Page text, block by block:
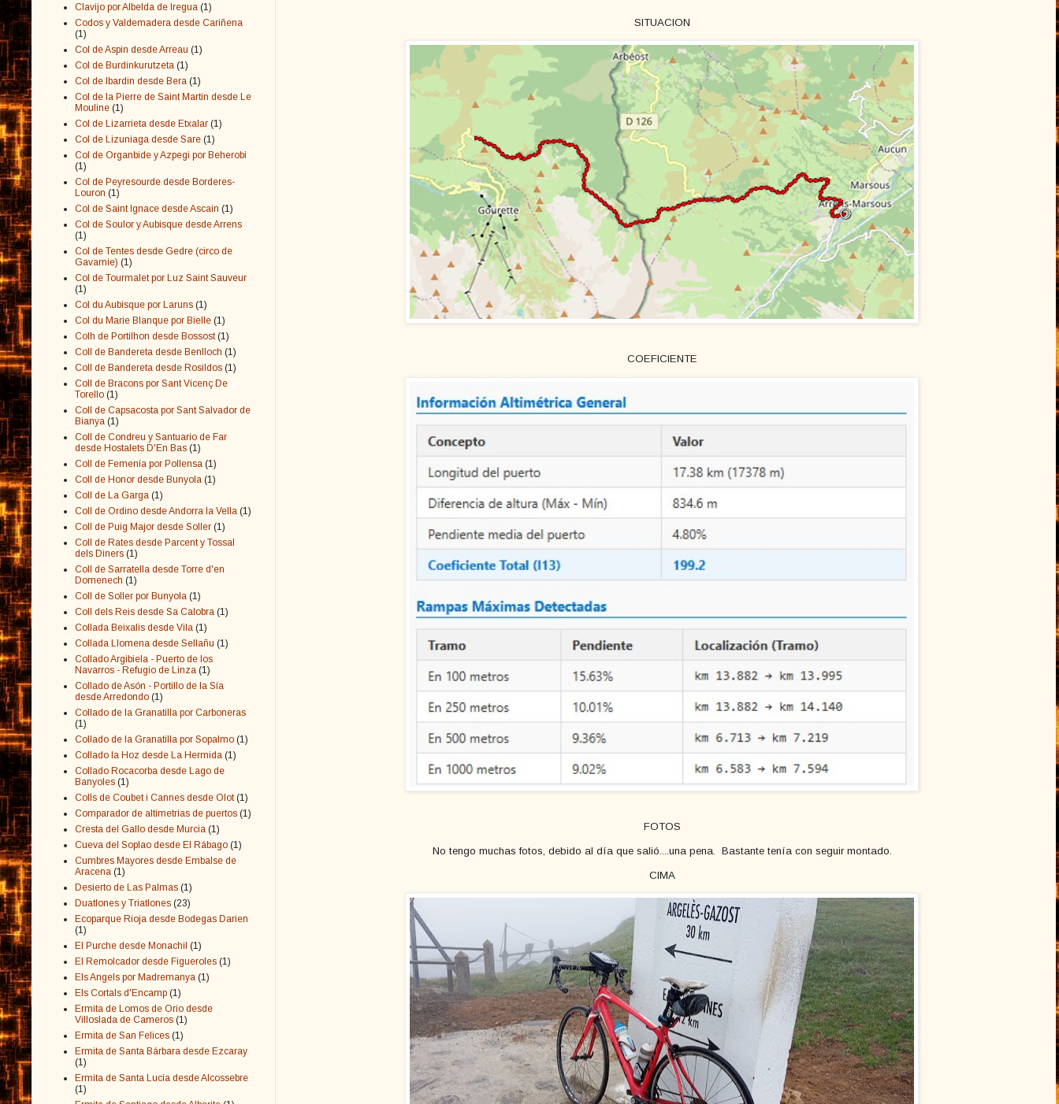
SITUACION
COEFICIENTE
FOTOS
No tengo muchas fotos, debido al día que salió....una pena. Bastante tenía con seguir montado.
CIMA
Clavijo por Albelda de Iregua (1)
Codos y Valdemadera desde Cariñena
(1)
Col de Aspin desde Arreau (1)
Col de Burdinkurutzeta (1)
Col de Ibardin desde Bera (1)
Col de la Pierre de Saint Martin desde Le
Mouline (1)
Col de Lizarrieta desde Etxalar (1)
Col de Lizuniaga desde Sare (1)
Col de Organbide y Azpegi por Beherobi
(1)
Col de Peyresourde desde Borderes-
Louron (1)
Col de Saint Ignace desde Ascain (1)
Col de Soulor y Aubisque desde Arrens
(1)
Col de Tentes desde Gedre (circo de
Gavarnie) (1)
Col de Tourmalet por Luz Saint Sauveur
(1)
Col du Aubisque por Laruns (1)
Col du Marie Blanque por Bielle (1)
Colh de Portilhon desde Bossost (1)
Coll de Bandereta desde Benlloch (1)
Coll de Bandereta desde Rosildos (1)
Coll de Bracons por Sant Vicenç De
Torello (1)
Coll de Capsacosta por Sant Salvador de
Bianya (1)
Coll de Condreu y Santuario de Far
desde Hostalets D'En Bas (1)
Coll de Femenía por Pollensa (1)
Coll de Honor desde Bunyola (1)
Coll de La Garga (1)
Coll de Ordino desde Andorra la Vella (1)
Coll de Puig Major desde Soller (1)
Coll de Rates desde Parcent y Tossal
dels Diners (1)
Coll de Sarratella desde Torre d'en
Domenech (1)
Coll de Soller por Bunyola (1)
Coll dels Reis desde Sa Calobra (1)
Collada Beixalis desde Vila (1)
Collada Llomena desde Sellañu (1)
Collado Argibiela - Puerto de los
Navarros - Refugio de Linza (1)
Collado de Asón - Portillo de la Sía
desde Arredondo (1)
Collado de la Granatilla por Carboneras
(1)
Collado de la Granatilla por Sopalmo (1)
Collado la Hoz desde La Hermida (1)
Collado Rocacorba desde Lago de
Banyoles (1)
Colls de Coubet i Cannes desde Olot (1)
Comparador de altimetrías de puertos (1)
Cresta del Gallo desde Murcia (1)
Cueva del Soplao desde El Rábago (1)
Cumbres Mayores desde Embalse de
Aracena (1)
Desierto de Las Palmas (1)
Duatlones y Triatlones (23)
Ecoparque Rioja desde Bodegas Darien
(1)
El Purche desde Monachil (1)
El Remolcador desde Figueroles (1)
Els Angels por Madremanya (1)
Els Cortals d'Encamp (1)
Ermita de Lomos de Orio desde
Villoslada de Cameros (1)
Ermita de San Felices (1)
Ermita de Santa Bárbara desde Ezcaray
(1)
Ermita de Santa Lucía desde Alcossebre
(1)